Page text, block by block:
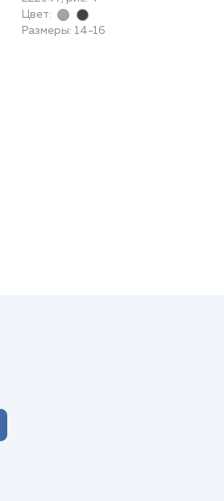
Цвет:
Размеры: 14-16